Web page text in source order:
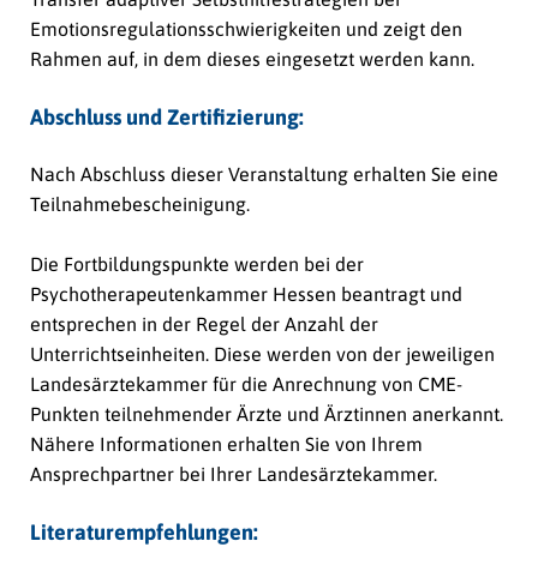
Emotionsregulationsschwierigkeiten und zeigt den
Rahmen auf, in dem dieses eingesetzt werden kann.
Abschluss und Zertifizierung:
Nach Abschluss dieser Veranstaltung erhalten Sie eine
Teilnahmebescheinigung.
Die Fortbildungspunkte werden bei der
Psychotherapeutenkammer Hessen beantragt und
entsprechen in der Regel der Anzahl der
Unterrichtseinheiten. Diese werden von der jeweiligen
Landesärztekammer für die Anrechnung von CME-
Punkten teilnehmender Ärzte und Ärztinnen anerkannt.
Nähere Informationen erhalten Sie von Ihrem
Ansprechpartner bei Ihrer Landesärztekammer.
Literaturempfehlungen: